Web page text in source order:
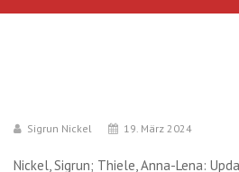
Sigrun Nickel 19. März 2024
Nickel, Sigrun; Thiele, Anna-Lena: